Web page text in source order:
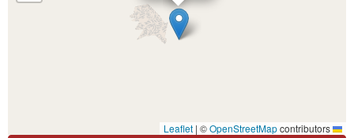
| ©OpenStreetMapcontributors